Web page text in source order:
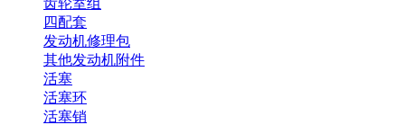
齿轮室组
四配套
发动机修理包
其他发动机附件
活塞
活塞环
活塞销